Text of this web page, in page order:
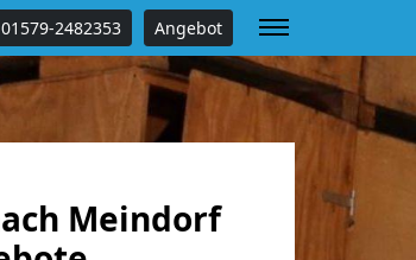
01579-2482353 Angebot
Meindorf